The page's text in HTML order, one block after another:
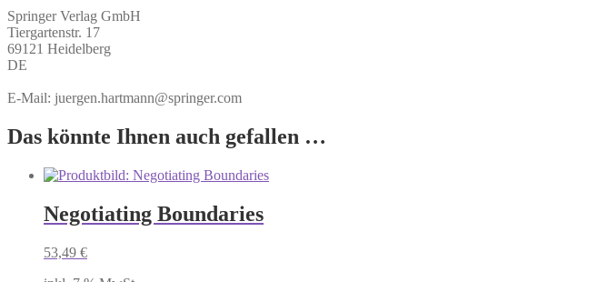
Springer Verlag GmbH
Tiergartenstr. 17
69121 Heidelberg
DE
E-Mail: juergen.hartmann@springer.com
Das könnte Ihnen auch gefallen …
Negotiating Boundaries
53,49 €